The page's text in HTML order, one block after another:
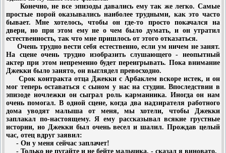
Конечно, не все эпизоды давались ему так же легко. Самые
простые порой оказывались наиболее трудными, как это часто
бывает. Мне хотелось, чтобы он где-то просто покачался на
двери, но при этом ему не о чем было думать, и он утратил
естественность, так что мне пришлось от этого отказаться.
Очень трудно вести себя естественно, если ум ничем не занят.
На сцене очень трудно изобразить слушающего - неопытный
актер при этом непременно будет переигрывать. Пока внимание
Джекки было занято, он выглядел превосходно.
Срок контракта отца Джекки с Арбаклем вскоре истек, и он
мог теперь оставаться с сыном у нас на студии. Впоследствии в
эпизоде ночлежки он сыграл роль карманника. Иногда он нам
очень помогал. В одной сцене, когда два надзирателя работного
дома уводят малыша от меня, мы хотели, чтобы Джекки
заплакал по-настоящему. Я ему рассказывал всякие грустные
истории, но Джекки был очень весел и шалил. Прождав целый
час, отец вдруг заявил:
- Он у меня сейчас заплачет!
- Только не пугайте и не бейте мальчика, - сказал я виновато.